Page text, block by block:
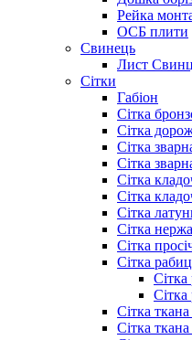
Рейка
ОСБ плити
Cвинець
Лист
Сітки
Габіон
Сітка
Сітка
Сітка
Сітка
Сітка
Сітка
Сітка
Сітка
Сітка
Сітка
Сітка
Сітка